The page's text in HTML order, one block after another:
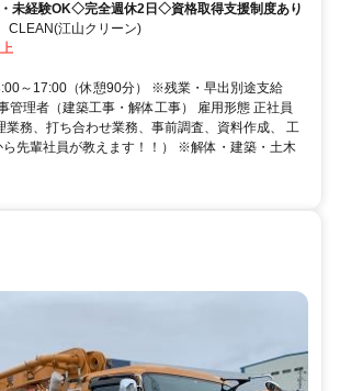
未経験OK◇完全週休2日◇資格取得支援制度あり
江山クリーン)
～17:00（休憩90分） ※残業・早出別途支給
管理者（建築工事・解体工事） 雇用形態 正社員
業務、打ち合わせ業務、事前調査、資料作成、 工
ら先輩社員が教えます！！） ※解体・建築・土木